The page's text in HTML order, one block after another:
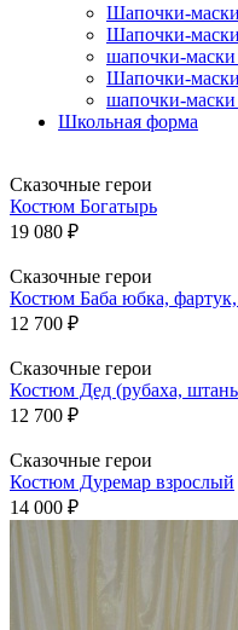
Шапочки-
Шапочки-
шапочки-
Шапочки-
шапочки-
Школьная форма
Сказочные герои
Костюм Богатырь
19 080 ₽
Сказочные герои
Костюм Баба юбка,
12 700 ₽
Сказочные герои
Костюм Дед (рубаха,
12 700 ₽
Сказочные герои
Костюм Дуремар взрослый
14 000 ₽